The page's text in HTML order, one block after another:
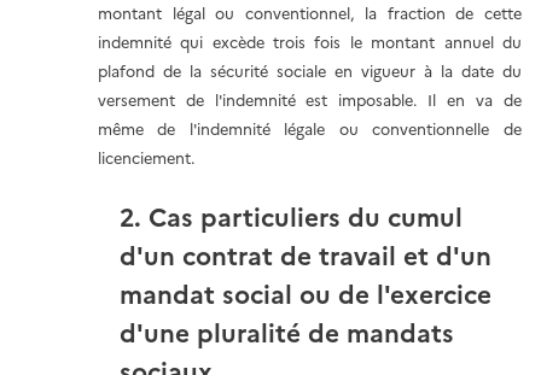
montant légal ou conventionnel, la fraction de cette
indemnité qui excède trois fois le montant annuel du
plafond de la sécurité sociale en vigueur à la date du
versement de l'indemnité est imposable. Il en va de
même de l'indemnité légale ou conventionnelle de
licenciement.
2. Cas particuliers du cumul
d'un contrat de travail et d'un
mandat social ou de l'exercice
d'une pluralité de mandats